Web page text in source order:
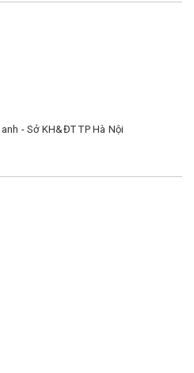
- Sở KH&ĐT TP Hà Nội